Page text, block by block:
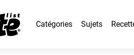
Catégories Sujets